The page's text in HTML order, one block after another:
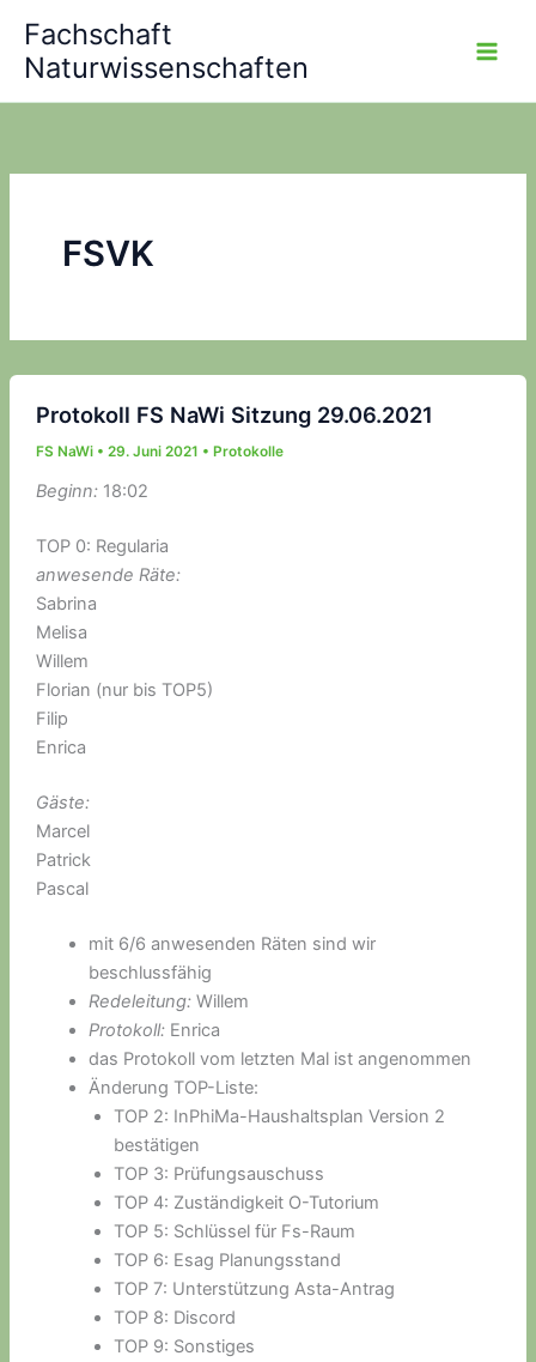
Inhalt
springen
Fachschaft
Naturwissenschaften
FSVK
Protokoll FS NaWi Sitzung 29.06.2021
FS NaWi • 29. Juni 2021 • Protokolle
Beginn:18:02
TOP 0: Regularia
anwesende Räte:
Sabrina
Melisa
Willem
Florian (nur bis TOP5)
Filip
Enrica
Gäste:
Marcel
Patrick
Pascal
mit 6/6 anwesenden Räten sind wir
beschlussfähig
Redeleitung:Willem
Protokoll:Enrica
das Protokoll vom letzten Mal ist angenommen
Änderung TOP-Liste:
TOP 2: InPhiMa-Haushaltsplan Version 2
bestätigen
TOP 3: Prüfungsauschuss
TOP 4: Zuständigkeit O-Tutorium
TOP 5: Schlüssel für Fs-Raum
TOP 6: Esag Planungsstand
TOP 7: Unterstützung Asta-Antrag
TOP 8: Discord
TOP 9: Sonstiges